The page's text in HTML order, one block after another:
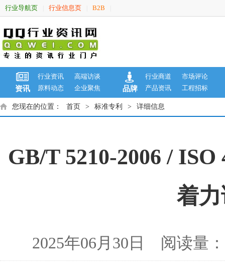
行业导航页 行业信息页 B2B
资讯
行业资讯
高端访谈
原料动态
企业聚焦 品牌
行业商道
市场评论
产品资讯
工程招标
您现在的位置： 首页 > 标准专利 > 详细信息
GB/T 5210-2006 /
着
2025年06月30日 阅读